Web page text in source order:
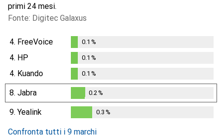
primi 24 mesi.
Fonte: Digitec Galaxus
4. FreeVoice
%
0.1 %
4. HP
%
0.1 %
4. Kuando
0.1%
0.1 %
8. Jabra
0.2%
0.2 %
9. Yealink 0.3 %
Confronta tutti i 9 marchi